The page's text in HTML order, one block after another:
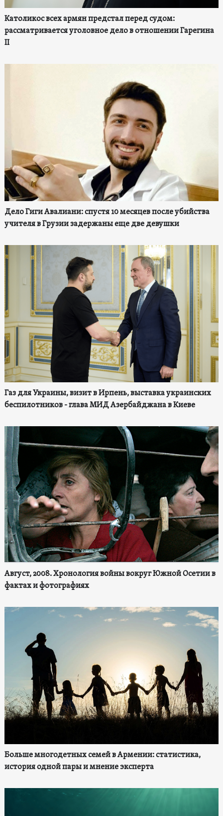
Католикос всех армян предстал перед судом:
рассматривается уголовное дело в отношении Гарегина
II
Дело Гиги Авалиани: спустя 10 месяцев после убийства
учителя в Грузии задержаны еще две девушки
Газ для Украины, визит в Ирпень, выставка украинских
беспилотников - глава МИД Азербайджана в Киеве
Август, 2008. Хронология войны вокруг Южной Осетии в
фактах и фотографиях
Больше многодетных семей в Армении: статистика,
история одной пары и мнение эксперта